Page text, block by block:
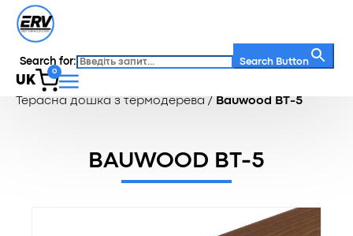
Search for: Search Button
UK
0
Головна / Каталог
Терасна дошка з термодерева / Bauwood BT-5
BAUWOOD BT-5